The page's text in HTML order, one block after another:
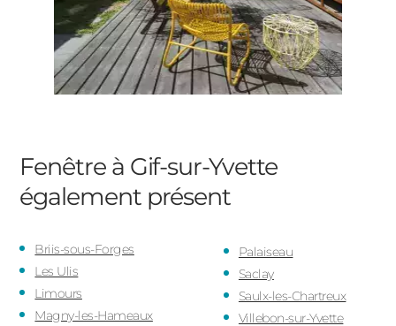
Fenêtre à Gif-sur-Yvette
également présent
Briis-sous-Forges
Les Ulis
Limours
Magny-les-Hameaux
Palaiseau
Saclay
Saulx-les-Chartreux
Villebon-sur-Yvette